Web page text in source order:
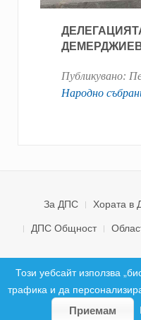
ДЕМЕРДЖИЕВ
Публикувано:
Народно
За ДПС Хората в
ДПС Общност
© 2026 ДПС
Този уебсайт използва
трафика и да
Приемам